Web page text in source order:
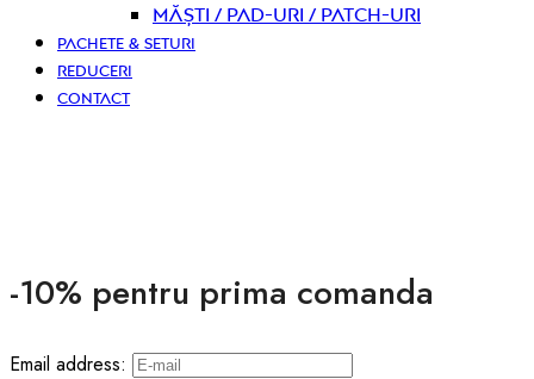
Măști / Pad-uri / Patch-uri
PACHETE & SETURI
REDUCERI
CONTACT
-10% pentru prima comanda
Email address: